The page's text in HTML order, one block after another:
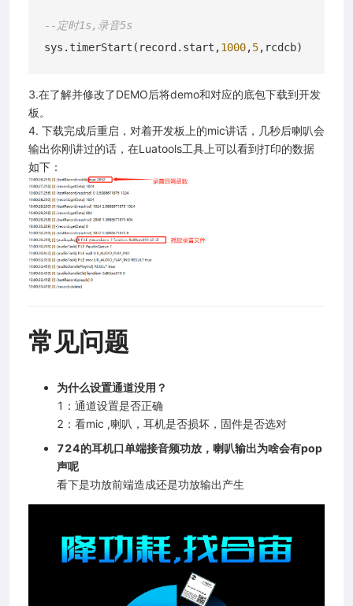
--定时1s,录音5s
sys.timerStart(record.start,1000,5
3.在了解并修改了DEMO后将demo和对应的底包下载到开发
板。
4. 下载完成后重启，对着开发板上的mic讲话，几秒后喇叭会
输出你刚讲过的话，在Luatools工具上可以看到打印的数据
如下：
常见问题
为什么设置通道没用？
1：通道设置是否正确
2：看mic ,喇叭，耳机是否损坏，固件是否选对
724的耳机口单端接音频功放，喇叭输出为啥会有pop
声呢
看下是功放前端造成还是功放输出产生